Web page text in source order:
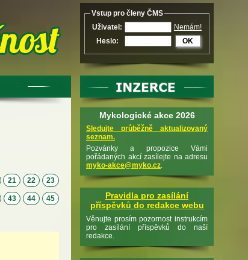
21 22 23
43 44 45
Vstup pro členy ČMS
Uživatel:
Nemám!
Heslo:
OK
Mykologické akce 2026
Sledujte průběžně aktualizovaný
seznam.
Pozvánky a propozice Vámi
pořádaných akcí zasílejte na adresu
myko-akce@myko.cz.
Pravidla pro zasílání
příspěvků do redakce webu
Věnujte prosím pozornost instrukcím
pro zasílání příspěvků do naší
redakce.